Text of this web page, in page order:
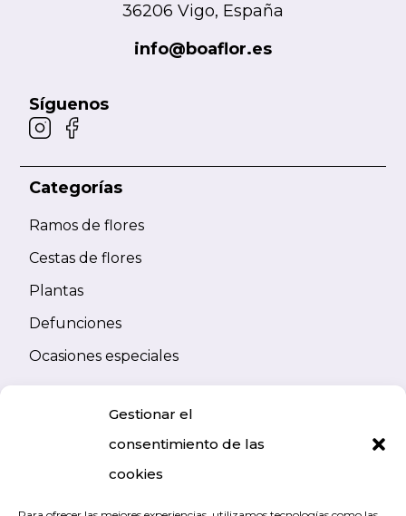
Gestionar el
consentimiento de las
cookies
36206 Vigo, España
info@boaflor.es
Síguenos
Categorías
Ramos de flores
Cestas de flores
Plantas
Defunciones
Ocasiones especiales
Preguntas frecuentes
Condiciones generales